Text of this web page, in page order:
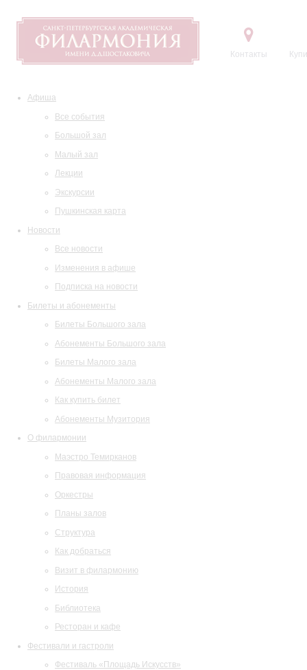
Контакты
Афиша
Все события
Большой зал
Малый зал
Лекции
Экскурсии
Пушкинская карта
Новости
Все новости
Изменения в афише
Подписка на новости
Билеты и абонементы
Билеты Большого зала
Абонементы Большого зала
Билеты Малого зала
Абонементы Малого зала
Как купить билет
Абонементы Музитория
О филармонии
Маэстро Темирканов
Правовая информация
Оркестры
Планы залов
Структура
Как добраться
Визит в филармонию
История
Библиотека
Ресторан и кафе
Фестивали и гастроли
Фестиваль «Площадь Искусств»